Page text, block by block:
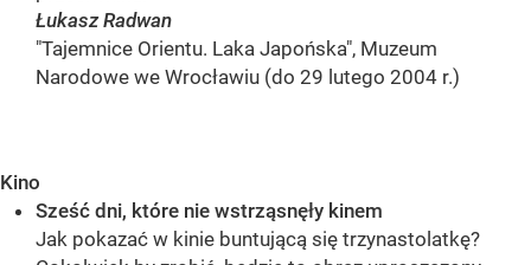
Łukasz Radwan
"Tajemnice Orientu. Laka Japońska", Muzeum
Narodowe we Wrocławiu (do 29 lutego 2004 r.)
Kino
Sześć dni, które nie wstrząsnęły kinem
Jak pokazać w kinie buntującą się trzynastolatkę?